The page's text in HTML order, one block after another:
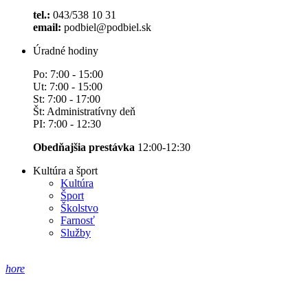
tel.: 043/538 10 31
email: podbiel@podbiel.sk
Úradné hodiny
Po: 7:00 - 15:00
Ut: 7:00 - 15:00
St: 7:00 - 17:00
Št: Administratívny deň
PI: 7:00 - 12:30
Obedňajšia prestávka 12:00-12:30
Kultúra a šport
Kultúra
Šport
Školstvo
Farnosť
Služby
hore